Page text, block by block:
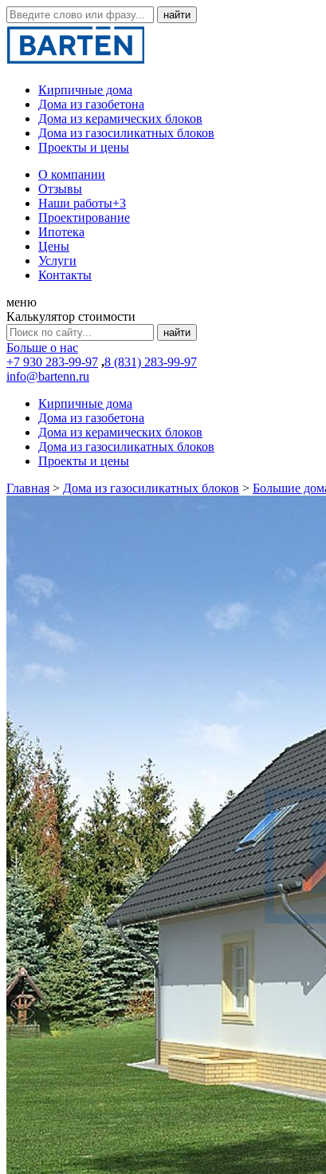
Кирпичные дома
Дома из газобетона
Дома из керамических блоков
Дома из газосиликатных блоков
Проекты и цены
О компании
Отзывы
Наши работы+3
Проектирование
Ипотека
Цены
Услуги
Контакты
меню
Калькулятор стоимости
Больше о нас
+7 930 283-99-97 ,8 (831) 283-99-97
info@bartenn.ru
Кирпичные дома
Дома из газобетона
Дома из керамических блоков
Дома из газосиликатных блоков
Проекты и цены
Главная > Дома из газосиликатных блоков > Большие